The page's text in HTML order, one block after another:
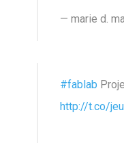
— marie d.
#fablab
http://t.co/